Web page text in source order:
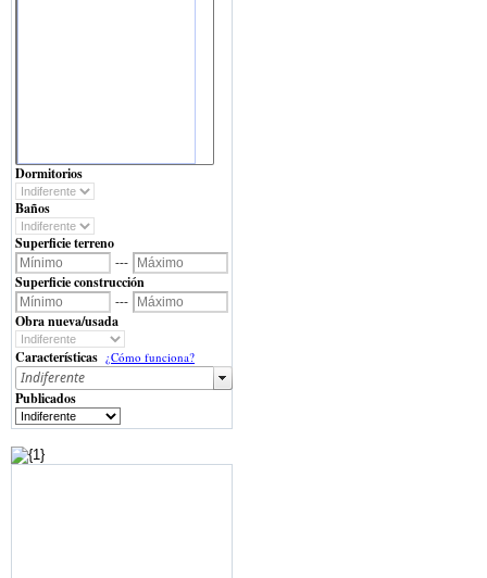
Dormitorios
Baños
Superficie terreno
---
Superficie construcción
---
Obra nueva/usada
Características ¿Cómo funciona?
Publicados